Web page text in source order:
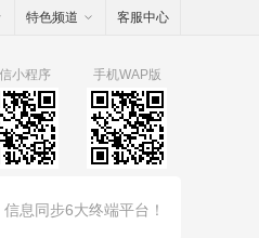
特色频道 客服中心
手机WAP版
息同步6大终端平台！
小程序